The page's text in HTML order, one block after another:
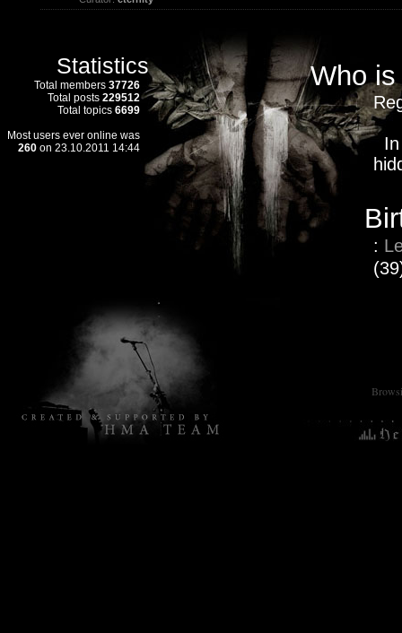
Statistics
Total members 37726
Total posts 229512
Total topics 6699
Most users ever online was
260 on 23.10.2011 14:44
Who
: